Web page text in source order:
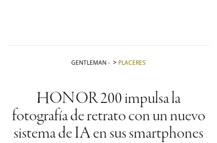
GENTLEMAN - PLACERES
HONOR 200 impulsa la
fotografía de retrato con un nuevo
sistema de IA en sus smartphones